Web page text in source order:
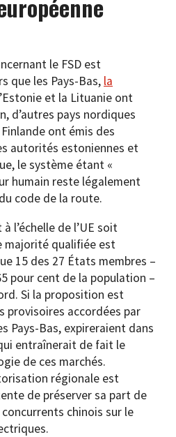
le FSD est
que les Pays-Bas, la
et la Lituanie ont
d’autres pays nordiques
ont émis des
autorités estoniennes et
le système étant «
humain reste légalement
code de la route.
l’échelle de l’UE soit
majorité qualifiée est
15 des 27 États membres –
pour cent de la population –
Si la proposition est
provisoires accordées par
Pays-Bas, expireraient dans
entraînerait de fait le
de ces marchés.
régionale est
de préserver sa part de
chinois sur le